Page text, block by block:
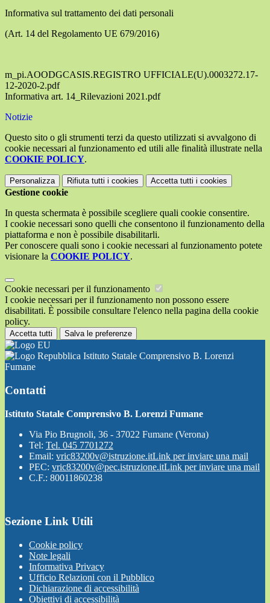
Informativa sul trattamento dei dati personali
(Art. 14 del Regolamento UE 679/2016)
m_pi.AOODGCASIS.REGISTRO UFFICIALE(U).0003272.17-
12-2020-2.pdf
Informativa art. 14_Rilevazioni 2021.pdf
Notizie
Questo sito o gli strumenti terzi da questo utilizzati si avvalgono di
cookie necessari al funzionamento ed utili alle finalità illustrate nella
COOKIE POLICY.
Personalizza Rifiuta tutti i cookies Accetta tutti i cookies
Gestione cookie
In questa schermata è possibile scegliere quali cookie consentire.
I cookie necessari sono quelli che consentono il funzionamento della
piattaforma e non è possibile disabilitarli.
Per conoscere quali sono i cookie necessari al funzionamento potete
visionare la COOKIE POLICY.
Cookie necessari per il funzionamento
I cookie necessari per il funzionamento non possono essere
disabilitati. È possibile consultare l'elenco nella pagina della cookie
policy.
Accetta tutti Salva le preferenze
Istituto Statale Comprensivo B. Lorenzi
Fumane
Contatti
Istituto Statale Comprensivo B. Lorenzi Fumane
Via Pio Brugnoli, 36 - 37022 Fumane (Verona)
Tel: Tel. 045 7701272
Email: vric83200v@istruzione.itLink per inviare una mail
PEC: vric83200v@pec.istruzione.itLink per inviare una mail
C.F.: 80011860238
Sezione Link Utili
Cookie policy
Note legali
Informativa Privacy
Ufficio Relazioni con il Pubblico
Dichiarazione di accessibilità
Obiettivi di accessibilità